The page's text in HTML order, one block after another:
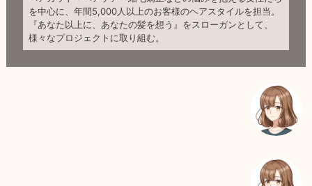
を中心に、年間5,000人以上のお客様のヘアスタイルを担当。
『あなた以上に、あなたの髪を想う』をスローガンとして、
様々なプロジェクトに取り組む。